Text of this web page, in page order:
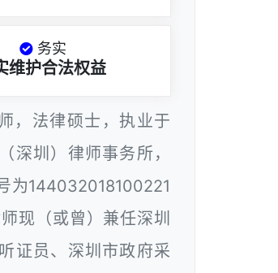
务实
维护合法权益
，法律硕士，执业于
深圳）律师事务所，
为144032018100221
现（或曾）兼任深圳
证员、深圳市政府采